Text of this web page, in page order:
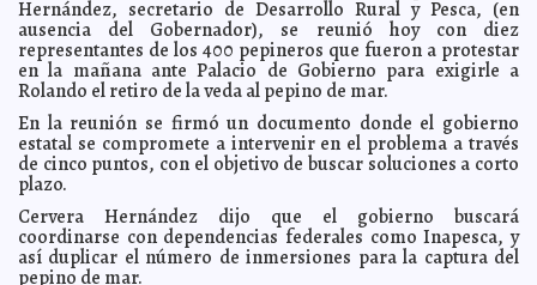
2013-02-19 17:58:46 Gobierno y empresarios, con la obligación de trabajar
juntos por Yucatán A7
2013-02-19 17:57:00 Zona Naval pide a pescadores que respeten la ley Mari
Tere Menéndez Monforte
2013-02-19 17:55:30 Dan a conocer convenios para trenes en Yucatán y
Querétaro A7
2013-02-19 17:54:25 Escenas de odio contra Israel A7
2013-02-19 17:01:27 Ayuntamiento bate récord en vacunación antirrábica
2013-02-19 17:00:00 El 'Chelito' Carrillo, nuevo delegado del Conafe Mari Tere
Menéndez Monforte
2013-02-19 16:20:27 La Policía Municipal capacita en primeros auxilios con
'Te Ayudaré' A7
Hernández, secretario de Desarrollo Rural y Pesca, (en
ausencia del Gobernador), se reunió hoy con diez
representantes de los 400 pepineros que fueron a protestar
en la mañana ante Palacio de Gobierno para exigirle a
Rolando el retiro de la veda al pepino de mar.
En la reunión se firmó un documento donde el gobierno
estatal se compromete a intervenir en el problema a través
de cinco puntos, con el objetivo de buscar soluciones a corto
plazo.
Cervera Hernández dijo que el gobierno buscará
coordinarse con dependencias federales como Inapesca, y
así duplicar el número de inmersiones para la captura del
pepino de mar.